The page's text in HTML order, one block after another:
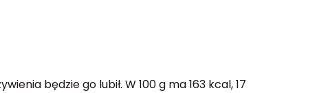
będzie go lubił. W 100 g ma 163 kcal, 17